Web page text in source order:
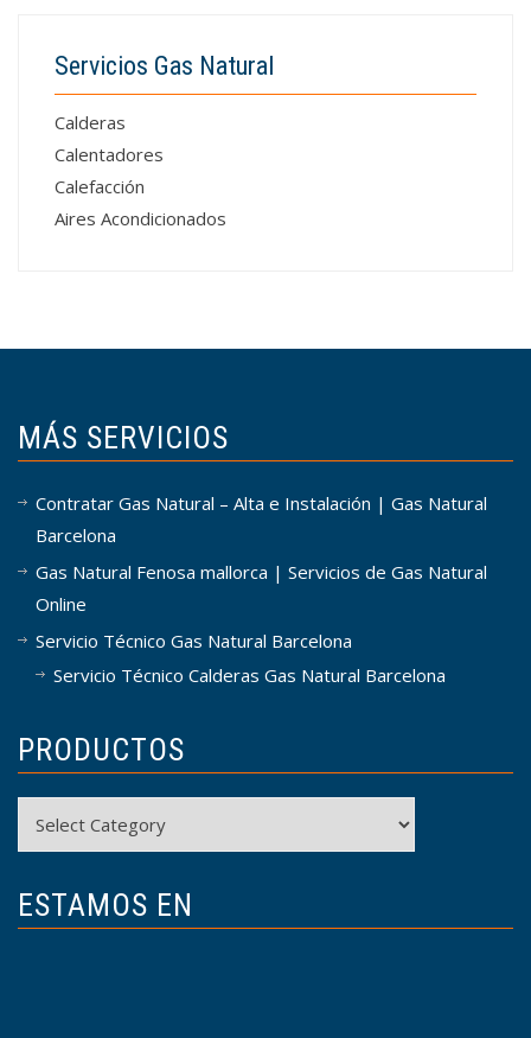
Servicios Gas Natural
Calderas
Calentadores
Calefacción
Aires Acondicionados
MÁS SERVICIOS
Contratar Gas Natural – Alta e Instalación | Gas Natural
Barcelona
Gas Natural Fenosa mallorca | Servicios de Gas Natural
Online
Servicio Técnico Gas Natural Barcelona
Servicio Técnico Calderas Gas Natural Barcelona
PRODUCTOS
ESTAMOS EN